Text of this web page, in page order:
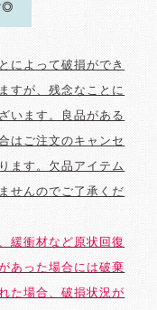
◎
によって破損ができ
すが、残念なことに
います。良品がある
はご注文のキャンセ
ます。欠品アイテム
せんのでご了承くだ
緩衝材など原状回復
あった場合には破棄
た場合、破損状況が